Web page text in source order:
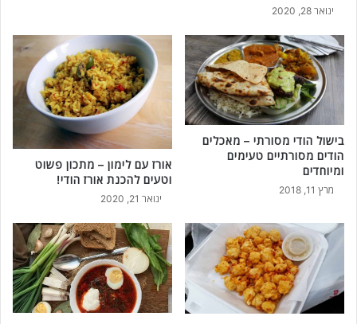
ינואר 28, 2020
בישול הודי מסורתי – מאכלים
הודים מסורתיים טעימים
ומיוחדים
מרץ 11, 2018
אורז עם לימון – מתכון פשוט
וטעים להכנת אורז הודי!
ינואר 21, 2020